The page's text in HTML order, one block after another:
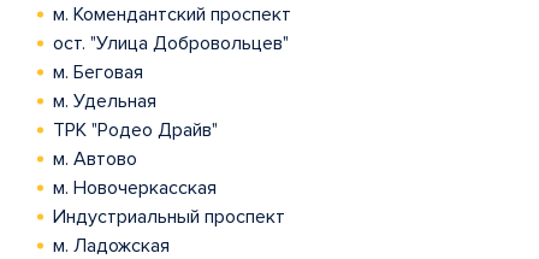
м. Комендантский проспект
ост. "Улица Добровольцев"
м. Беговая
м. Удельная
ТРК "Родео Драйв"
м. Автово
м. Новочеркасская
Индустриальный проспект
м. Ладожская